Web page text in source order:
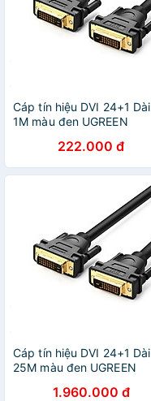
Cáp tín hiệu DVI 24+1 Dài
1M màu đen UGREEN
222.000 đ
Cáp tín hiệu DVI 24+1 Dài
25M màu đen UGREEN
1.960.000 đ